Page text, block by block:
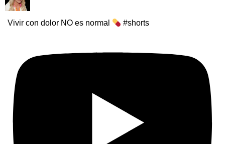
Vivir con dolor NO es normal #shorts